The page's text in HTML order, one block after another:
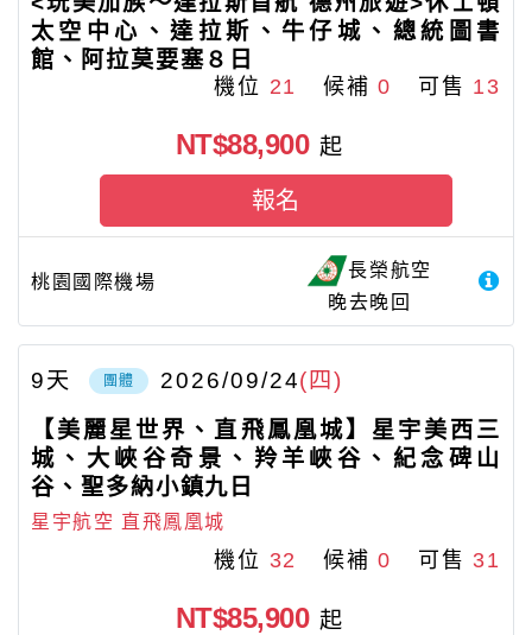
太空中心、達拉斯、牛仔城、總統圖書
館、阿拉莫要塞８日
機位 21 候補0 可售 13
桃園國際機場
長榮航空
晚去晚回
NT$88,900 起
報名
團體 2026/09/24(四)
9天
【美麗星世界、直飛鳳凰城】星宇美西三
城、大峽谷奇景、羚羊峽谷、紀念碑山
谷、聖多納小鎮九日
機位 32 候補0 可售 31
星宇航空 直飛鳳凰城
NT$85,900 起